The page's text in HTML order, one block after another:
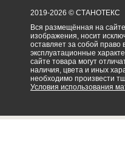
2019-2026 © СТАНОТЕКС
Вся размещённая на
изображения, носит
оставляет за собой право
эксплуатационные
сайте товара могут
наличия, цвета и иных
необходимо произвести
Условия использования